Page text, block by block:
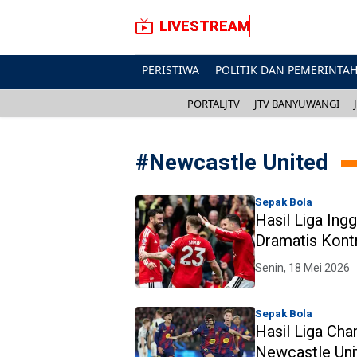
LIVESTREAM
PERISTIWA POLITIK DAN
PORTALJTV JTV BANYUWANGI
#Newcastle United
Sepak Bola
Hasil Liga
Dramatis
Terancam
Senin, 18 Mei 2026
Sepak Bola
Hasil Liga